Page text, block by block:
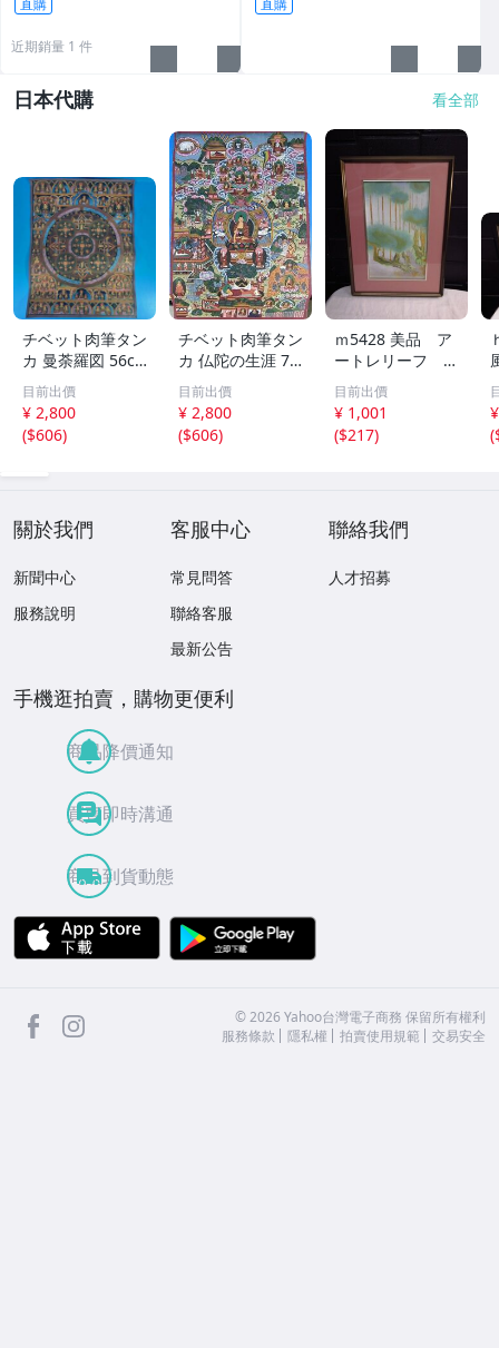
檢驗嚴選
直購
近期銷量 1 件
直購
日本代購 看全部
チベット肉筆タン
カ 曼荼羅図 56c
m×43cm《真
作》【移転SAL
E】kankando
目前出價
¥ 2,800
($606)
チベット肉筆タン
カ 仏陀の生涯 77
cm×53cm《真
作》【移転SAL
E】kankando
目前出價
¥ 2,800
($606)
ｍ5428 美品 ア
ートレリーフ 奥
村土牛画伯筆 北
山杉 額装 イン
テリア 複製画
サイズ約36×51c
目前出價
¥ 1,001
($217)
(
關於我們
新聞中心
服務說明
客服中心
常見問答
聯絡客服
最新公告
聯絡我們
人才招募
手機逛拍賣，購物更便利
商品降價通知
買賣即時溝通
商品到貨動態
APP Store
facebook ©2026 Yahoo台灣電子商務 保留所有權利
服務條款
隱私權 拍賣使用規範 交易安全